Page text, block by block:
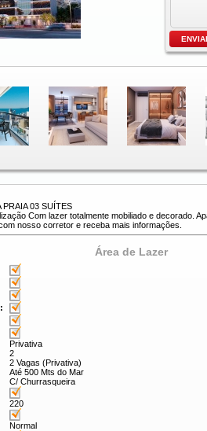
PRAIA 03 SUÍTES
Com lazer totalmente mobiliado e decorado.
nosso corretor e receba mais informações.
Área de Lazer
Privativa
2
2 Vagas (Privativa)
Até 500 Mts do Mar
C/ Churrasqueira
220
Normal